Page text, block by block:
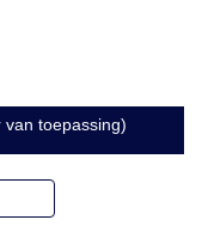
toepassing)